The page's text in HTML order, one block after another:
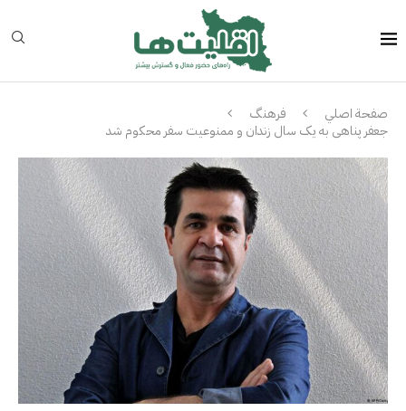
صفحة اصلي
فرهنگ
جعفر پناهی به یک سال زندان و ممنوعیت سفر محکوم شد